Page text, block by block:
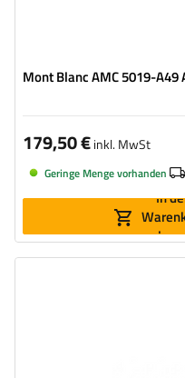
Mont Blanc AMC 5019-
179,50 €inkl. MwSt
Geringe Menge vorhanden
In